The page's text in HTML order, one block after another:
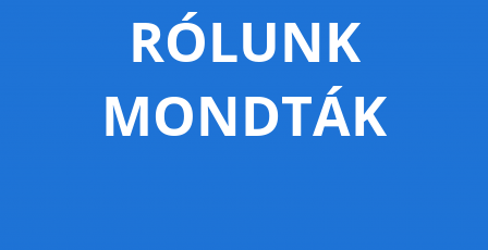
RÓLUNK
MONDTÁK